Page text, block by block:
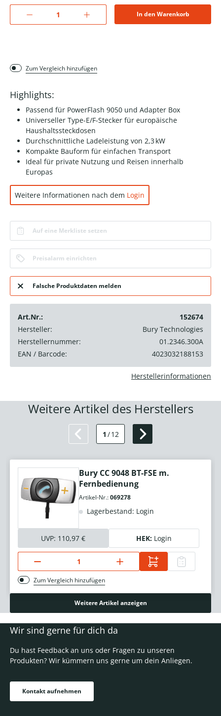
In den Warenkorb
Zum Vergleich hinzufügen
Highlights:
Passend für PowerFlash 9050 und Adapter Box
Universeller Type-E/F-Stecker für europäische
Haushaltssteckdosen
Durchschnittliche Ladeleistung von 2,3 kW
Kompakte Bauform für einfachen Transport
Ideal für private Nutzung und Reisen innerhalb
Europas
Weitere Informationen nach dem Login
Auf eine Merkliste setzen
Preisalarm einrichten
Falsche Produktdaten melden
Art.Nr.:
152674
Hersteller:
Bury Technologies
Herstellernummer:
01.2346.300A
EAN / Barcode:
4023032188153
Herstellerinformationen
Weitere Artikel des Herstellers
1 /12
Bury CC 9048 BT-FSE m.
Fernbedienung
Artikel-Nr.:069278
Lagerbestand: Login
UVP: 110,97 € HEK: Login
Zum Vergleich hinzufügen
Weitere Artikel anzeigen
Wir sind gerne für dich da
Du hast Feedback an uns oder Fragen zu unseren
Produkten? Wir kümmern uns gerne um dein Anliegen.
Kontakt aufnehmen